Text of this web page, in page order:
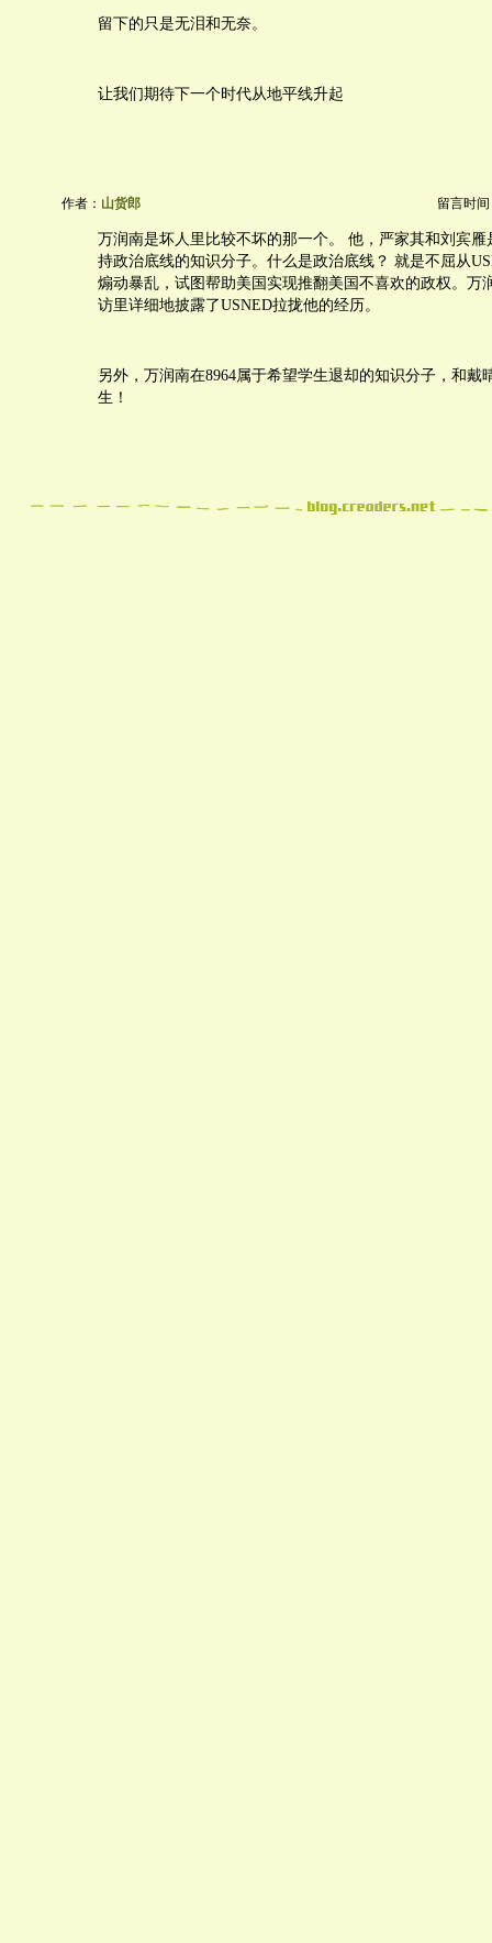
留下的只是无泪和无奈。
让我们期待下一个时代从地平线升起
作者： 山货郎 留言时间
万润南是坏人里比较不坏的那一个。 他，严家其和刘宾雁
持政治底线的知识分子。什么是政治底线？ 就是不屈从
煽动暴乱，试图帮助美国实现推翻美国不喜欢的政权。万
访里详细地披露了USNED拉拢他的经历。
另外，万润南在8964属于希望学生退却的知识分子，和戴
生！